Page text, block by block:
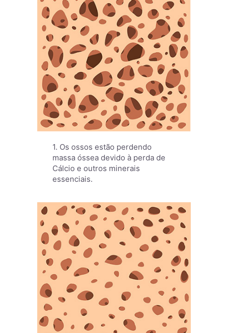
1. Os ossos estão perdendo
massa óssea devido à perda de
Cálcio e outros minerais
essenciais.